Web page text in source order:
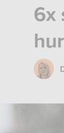
6x